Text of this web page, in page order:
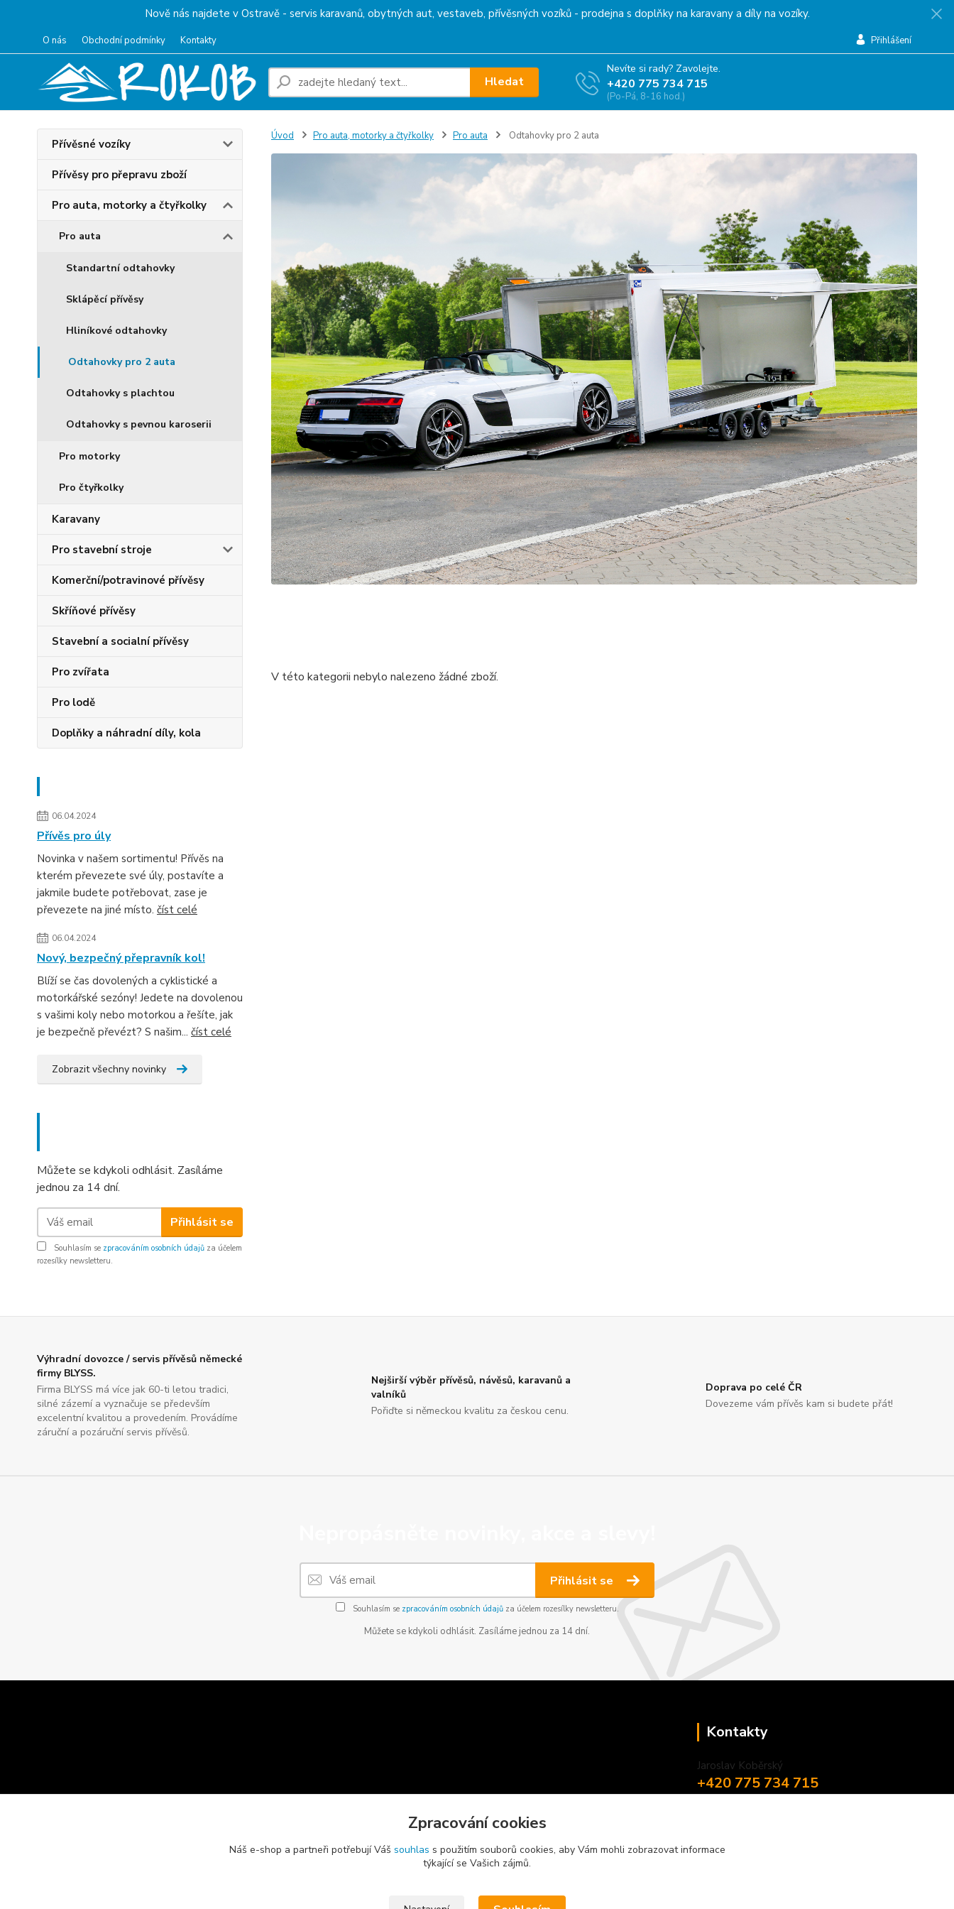
Nově nás najdete v Ostravě - servis karavanů, obytných aut, vestaveb, přívěsných vozíků - prodejna s doplňky na karavany a díly na vozíky.
O nás Obchodní podmínky Kontakty Přihlášení
Hledat
Nevíte si rady? Zavolejte.
+420 775 734 715
(Po-Pá, 8-16 hod.)
Přívěsné vozíky
Přívěsy pro přepravu zboží
Pro auta, motorky a čtyřkolky
Pro auta
Standartní odtahovky
Sklápěcí přívěsy
Hliníkové odtahovky
Odtahovky pro 2 auta
Odtahovky s plachtou
Odtahovky s pevnou karoserii
Pro motorky
Pro čtyřkolky
Karavany
Pro stavební stroje
Komerční/potravinové přívěsy
Skříňové přívěsy
Stavební a socialní přívěsy
Pro zvířata
Pro lodě
Doplňky a náhradní díly, kola
06.04.2024
Přívěs pro úly
Novinka v našem sortimentu! Přívěs na
kterém převezete své úly, postavíte a
jakmile budete potřebovat, zase je
převezete na jiné místo. číst celé
06.04.2024
Nový, bezpečný přepravník kol!
Blíží se čas dovolených a cyklistické a
motorkářské sezóny! Jedete na dovolenou
s vašimi koly nebo motorkou a řešíte, jak
je bezpečně převézt? S našim... číst celé
Zobrazit všechny novinky
Můžete se kdykoli odhlásit. Zasíláme
jednou za 14 dní.
Přihlásit se
Souhlasím se zpracováním osobních údajů za účelem
rozesílky newsletteru.
Úvod Pro auta, motorky a čtyřkolky Pro auta Odtahovky pro 2 auta
V této kategorii nebylo nalezeno žádné zboží.
Výhradní dovozce / servis přívěsů německé
firmy BLYSS.
Firma BLYSS má více jak 60-ti letou tradici,
silné zázemí a vyznačuje se především
excelentní kvalitou a provedením. Provádíme
záruční a pozáruční servis přívěsů.
Nejširší výběr přívěsů, návěsů, karavanů a
valníků
Pořiďte si německou kvalitu za českou cenu.
Doprava po celé ČR
Dovezeme vám přívěs kam si budete přát!
Přihlásit se
Souhlasím se zpracováním osobních údajůza účelem rozesílky newsletteru.
Můžete se kdykoli odhlásit. Zasíláme jednou za 14 dní.
Kontakty
Jaroslav Koběrský
+420 775 734 715
Zpracování cookies
Náš e-shop a partneři potřebují Váš souhlas s použitím souborů cookies, aby Vám mohli zobrazovat informace
týkající se Vašich zájmů.